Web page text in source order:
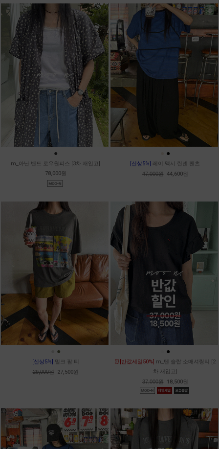
●
m_아난 밴드 로우원피스 [3차 재입고]
78,000원
●
[신상5%] 레이 맥시 린넨 팬츠
47,000원 44,600원
●
[신상5%] 밀크 팜 티
29,000원 27,500원
●
⏰[반값세일50%] m_텐 슬랍 소매셔링티 [2
차 재입고]
37,000원 18,500원